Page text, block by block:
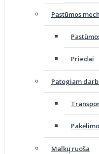
Pastūmos
Priedai
Patogiam
Malkų ruoša